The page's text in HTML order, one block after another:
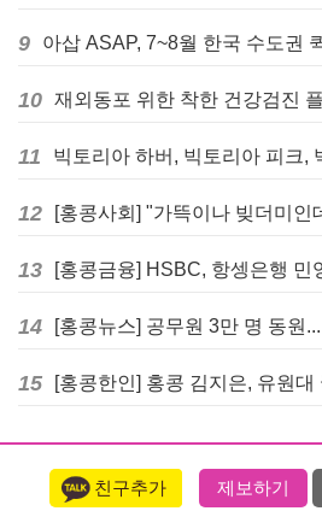
9
10
11
12
13
14
15
친구추가 제보하기